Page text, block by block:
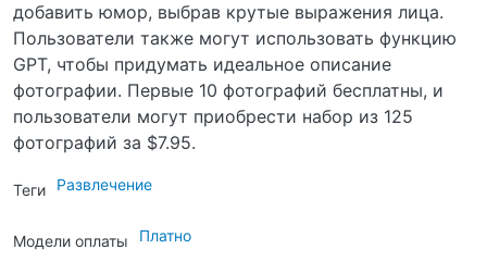
добавить юмор, выбрав крутые выражения лица.
Пользователи также могут использовать функцию
GPT, чтобы придумать идеальное описание
фотографии. Первые 10 фотографий бесплатны, и
пользователи могут приобрести набор из 125
фотографий за $7.95.
Теги Развлечение
Модели оплаты Платно